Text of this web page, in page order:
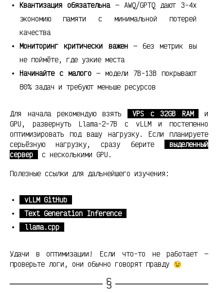
Квантизация обязательна— AWQ/GPTQ дают 3-4x
экономию памяти с минимальной потерей
качества
Мониторинг критически важен— без метрик вы
не поймёте, где узкие места
Начинайте с малого— модели 7B-13B покрывают
80% задач и требуют меньше ресурсов
Для начала рекомендую взять VPS с 32GB RAM
и
GPU, развернуть Llama-2-7B с vLLM и постепенно
оптимизировать под вашу нагрузку. Если планируете
серьёзную нагрузку, сразу берите
выделенный
сервер
с несколькими GPU.
Полезные ссылки для дальнейшего изучения:
vLLM GitHub
Text Generation Inference
llama.cpp
Удачи в оптимизации! Если что-то не работает —
проверьте логи, они обычно говорят правду 😉